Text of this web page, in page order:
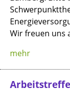
Wir freuen uns
mehr